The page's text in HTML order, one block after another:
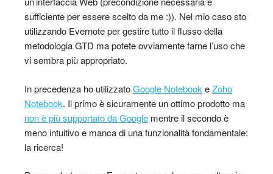
sufficiente per essere scelto da me :)). Nel mio caso sto
utilizzando Evernote per gestire tutto il flusso della
metodologia GTD ma potete ovviamente farne l’uso che
vi sembra più appropriato.
In precedenza ho utilizzatoGoogle Notebook eZoho
Notebook. Il primo è sicuramente un ottimo prodotto ma
non è più supportato da Google mentre il secondo è
meno intuitivo e manca di una funzionalità fondamentale:
la ricerca!